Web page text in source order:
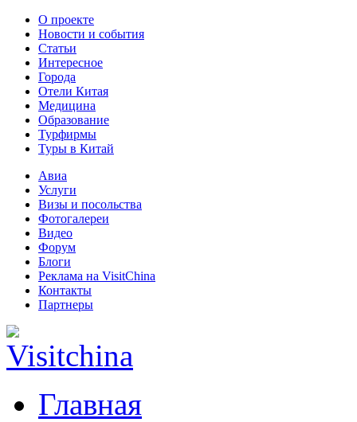
О проекте
Новости и события
Статьи
Интересное
Города
Отели Китая
Медицина
Образование
Турфирмы
Туры в Китай
Авиа
Услуги
Визы и посольства
Фотогалереи
Видео
Форум
Блоги
Реклама на VisitChina
Контакты
Партнеры
Главная